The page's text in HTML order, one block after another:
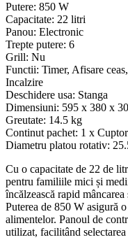
Putere: 850 W
Capacitate: 22 litri
Panou: Electronic
Trepte putere: 6
Grill: Nu
Functii: Timer, Afisare
Incalzire
Deschidere usa: Stanga
Dimensiuni: 595 x 380 x
Greutate: 14.5 kg
Continut pachet: 1 x
Diametru platou rotativ:
Cu o capacitate de 22 de
pentru familiile mici și
încălzească rapid
Puterea de 850 W asigură
alimentelor. Panoul de
utilizat, facilitând